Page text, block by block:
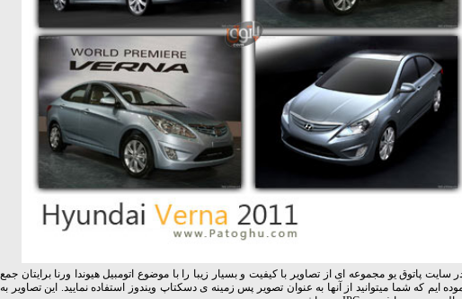
سایت پاتوق یو مجموعه ای از تصاویر با کیفیت و بسیار زیبا را با موضوع اتومبیل هیوندا ورنا برایتان جمع
ایم که شما میتوانید از آنها به عنوان تصویر پس زمینه ی دسکتاپ ویندوز استفاده نمایید. این تصاویر به